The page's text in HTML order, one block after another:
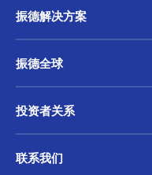
振德解决方案
振德全球
投资者关系
联系我们